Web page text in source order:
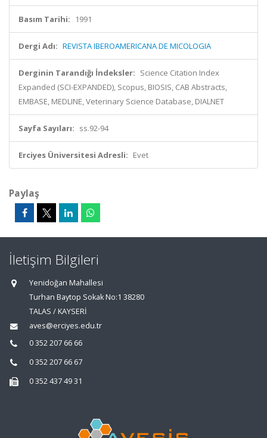
Basım Tarihi: 1991
Dergi Adı: REVISTA IBEROAMERICANA DE MICOLOGIA
Derginin Tarandığı İndeksler: Science Citation Index
Expanded (SCI-EXPANDED), Scopus, BIOSIS, CAB Abstracts,
EMBASE, MEDLINE, Veterinary Science Database, DIALNET
Sayfa Sayıları: ss.92-94
Erciyes Üniversitesi Adresli: Evet
Paylaş
İletişim Bilgileri
Yenidoğan Mahallesi
Turhan Baytop Sokak No:1 38280
TALAS / KAYSERİ
aves@erciyes.edu.tr
0 352 207 66 66
0 352 207 66 67
0 352 437 49 31